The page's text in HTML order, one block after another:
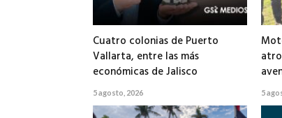
Cuatro colonias de Puerto
Vallarta, entre las más
económicas de Jalisco
5 agosto, 2026 5